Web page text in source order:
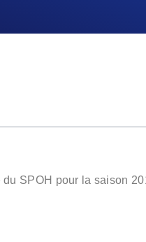
SPOH pour la saison